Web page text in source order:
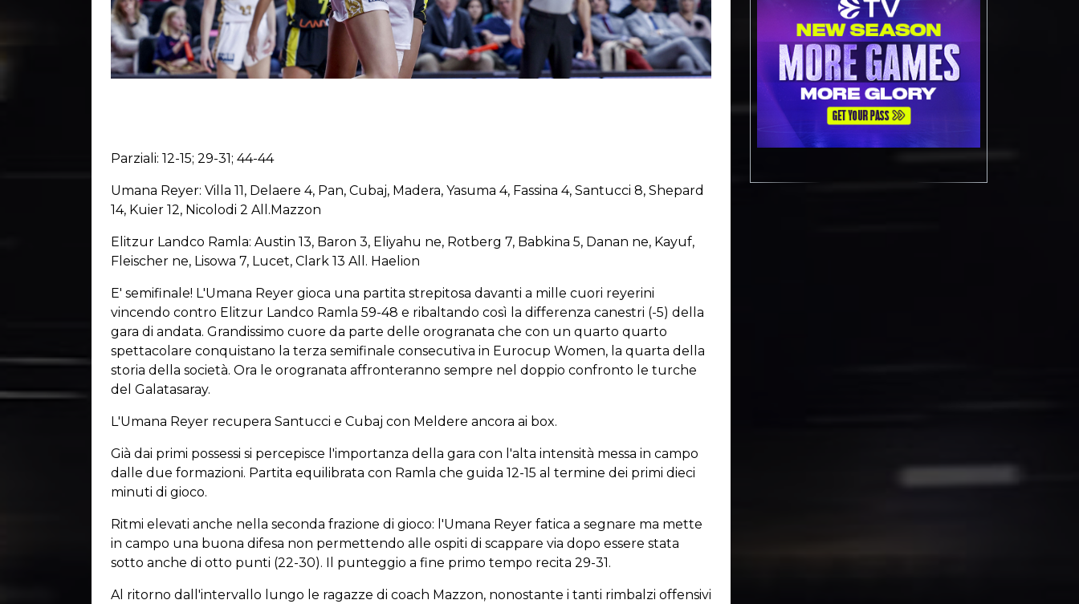
Parziali: 12-15; 29-31; 44-44
Umana Reyer: Villa 11, Delaere 4, Pan, Cubaj, Madera, Yasuma 4, Fassina 4, Santucci 8, Shepard
14, Kuier 12, Nicolodi 2 All.Mazzon
Elitzur Landco Ramla: Austin 13, Baron 3, Eliyahu ne, Rotberg 7, Babkina 5, Danan ne, Kayuf,
Fleischer ne, Lisowa 7, Lucet, Clark 13 All. Haelion
E' semifinale! L'Umana Reyer gioca una partita strepitosa davanti a mille cuori reyerini
vincendo contro Elitzur Landco Ramla 59-48 e ribaltando così la differenza canestri (-5) della
gara di andata. Grandissimo cuore da parte delle orogranata che con un quarto quarto
spettacolare conquistano la terza semifinale consecutiva in Eurocup Women, la quarta della
storia della società. Ora le orogranata affronteranno sempre nel doppio confronto le turche
del Galatasaray.
L'Umana Reyer recupera Santucci e Cubaj con Meldere ancora ai box.
Già dai primi possessi si percepisce l'importanza della gara con l'alta intensità messa in campo
dalle due formazioni. Partita equilibrata con Ramla che guida 12-15 al termine dei primi dieci
minuti di gioco.
Ritmi elevati anche nella seconda frazione di gioco: l'Umana Reyer fatica a segnare ma mette
in campo una buona difesa non permettendo alle ospiti di scappare via dopo essere stata
sotto anche di otto punti (22-30). Il punteggio a fine primo tempo recita 29-31.
Al ritorno dall'intervallo lungo le ragazze di coach Mazzon, nonostante i tanti rimbalzi offensivi